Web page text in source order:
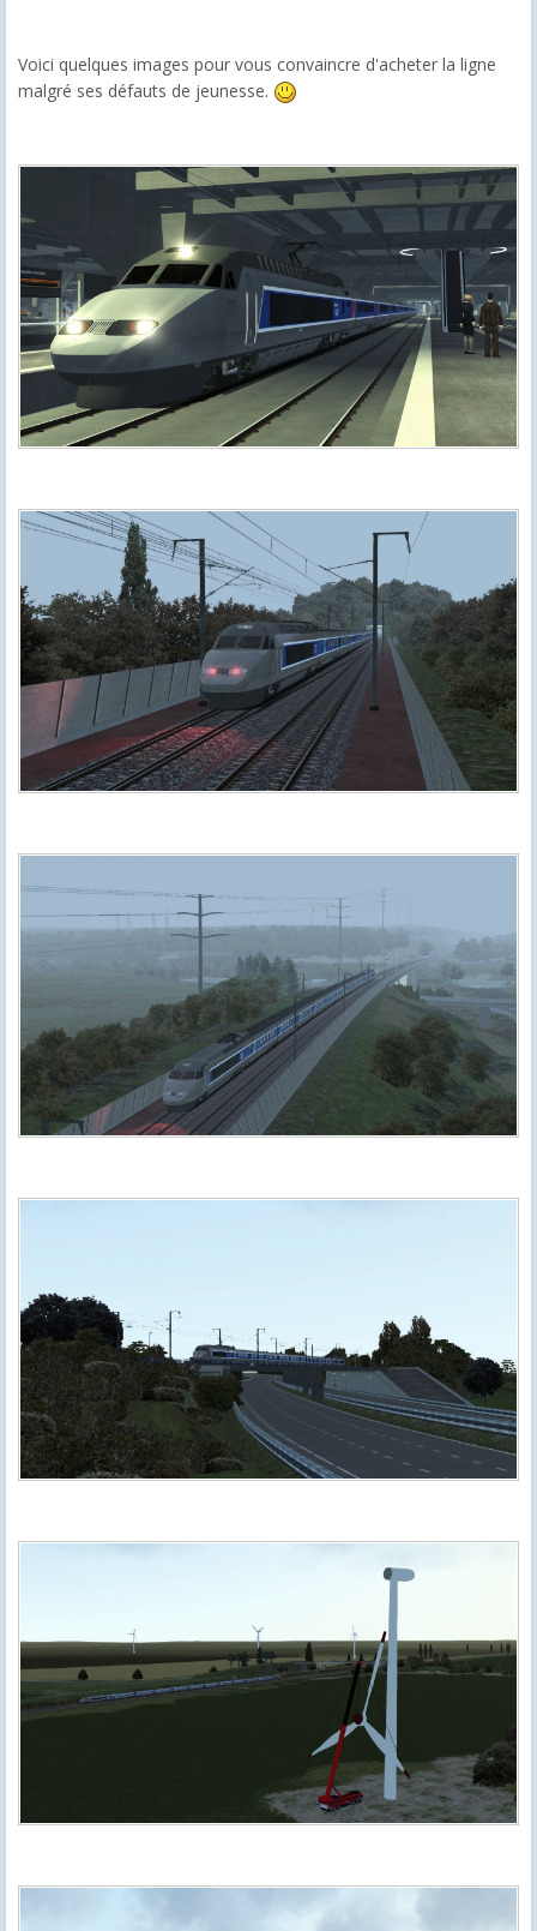
Voici quelques images pour vous convaincre d'acheter la ligne
malgré ses défauts de jeunesse.